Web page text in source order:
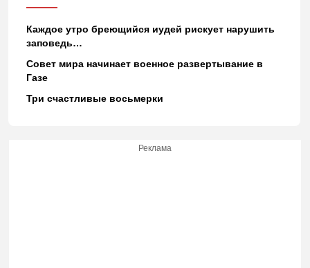
Каждое утро бреющийся иудей рискует нарушить
заповедь…
Совет мира начинает военное развертывание в
Газе
Три счастливые восьмерки
Реклама